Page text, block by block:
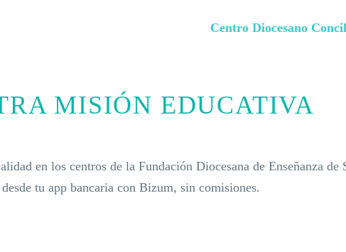
Centro Diocesano
MISIÓN EDUCATIVA
en los centros de la Fundación Diocesana de Enseñanza de
tu app bancaria con Bizum, sin comisiones.